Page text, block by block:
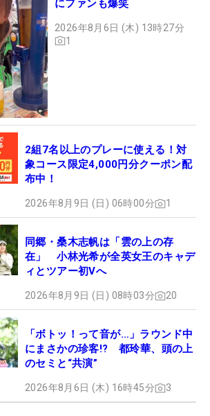
にファンも爆笑
2026年8月6日 (木) 13時27分
1
2組7名以上のプレーに使える！対
象コース限定4,000円分クーポン配
布中！
2026年8月9日 (日) 06時00分 1
同郷・桑木志帆は「雲の上の存
在」 小林光希が全英女王のキャデ
ィとツアー初Vへ
2026年8月9日 (日) 08時03分 20
「ボトッ！って音が…」ラウンド中
にまさかの珍客!? 都玲華、頭の上
のセミと“共演”
2026年8月6日 (木) 16時45分 3